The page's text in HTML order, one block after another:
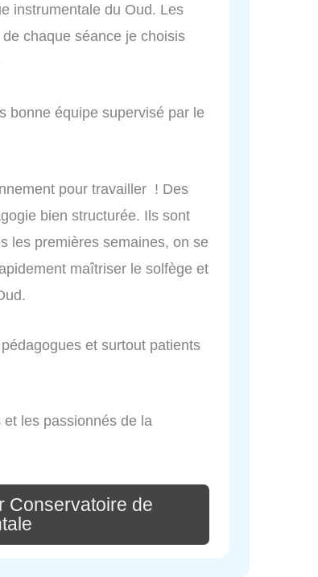
instrumentale du Oud. Les
chaque séance je choisis
bonne équipe supervisé par le
pour travailler ! Des
bien structurée. Ils sont
les premières semaines, on se
maîtriser le solfège et
et surtout patients
les passionnés de la
Conservatoire de